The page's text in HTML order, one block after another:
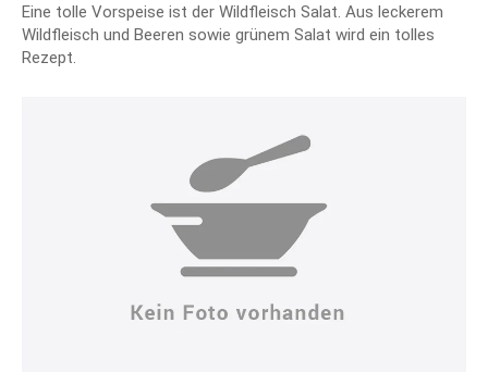
Eine tolle Vorspeise ist der Wildfleisch Salat. Aus leckerem
Wildfleisch und Beeren sowie grünem Salat wird ein tolles
Rezept.